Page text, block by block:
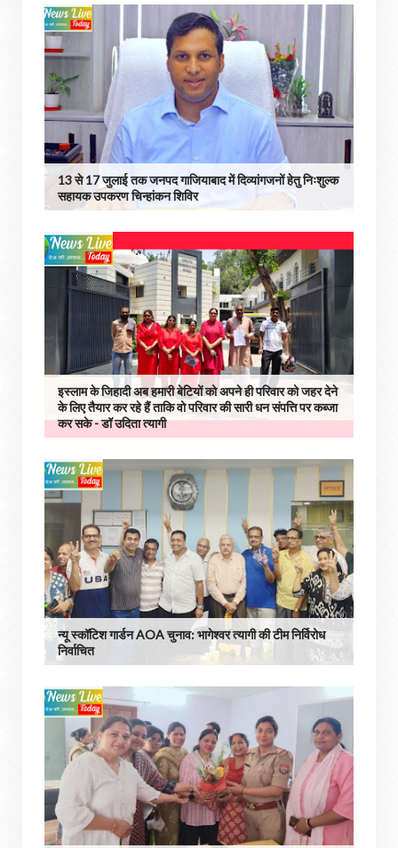
13 से 17 जुलाई तक जनपद गाजियाबाद में दिव्यांगजनों हेतु निःशुल्क
सहायक उपकरण चिन्हांकन शिविर
इस्लाम के जिहादी अब हमारी बेटियों को अपने ही परिवार को जहर देने
के लिए तैयार कर रहे हैं ताकि वो परिवार की सारी धन संपत्ति पर कब्जा
कर सके - डॉ उदिता त्यागी
न्यू स्कॉटिश गार्डन AOA चुनाव: भागेश्वर त्यागी की टीम निर्विरोध
निर्वाचित